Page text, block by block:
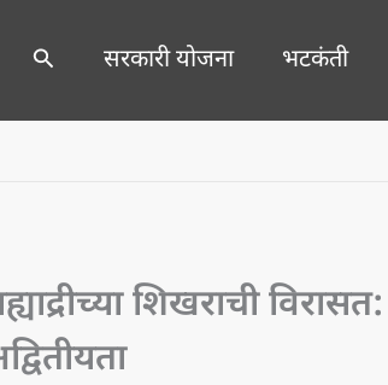
Search सरकारी योजना भटकंती
शिखराची